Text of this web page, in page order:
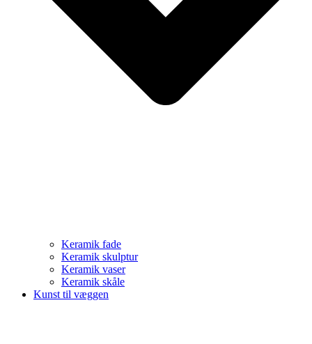
Keramik fade
Keramik skulptur
Keramik vaser
Keramik skåle
Kunst til væggen